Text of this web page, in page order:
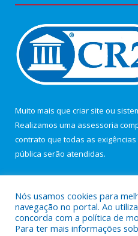
Muito mais que criar site ou
Realizamos uma assessoria
contrato que todas as exigências
pública serão atendidas.
Nós usamos cookies para
navegação no portal. Ao
concorda com a política de
Para ter mais informações